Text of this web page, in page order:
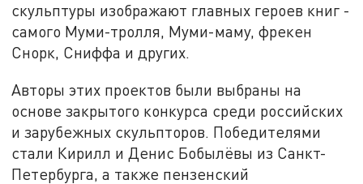
скульптуры изображают главных героев книг -
самого Муми-тролля, Муми-маму, фрекен
Снорк, Сниффа и других.
Авторы этих проектов были выбраны на
основе закрытого конкурса среди российских
и зарубежных скульпторов. Победителями
стали Кирилл и Денис Бобылёвы из Санкт-
Петербурга, а также пензенский